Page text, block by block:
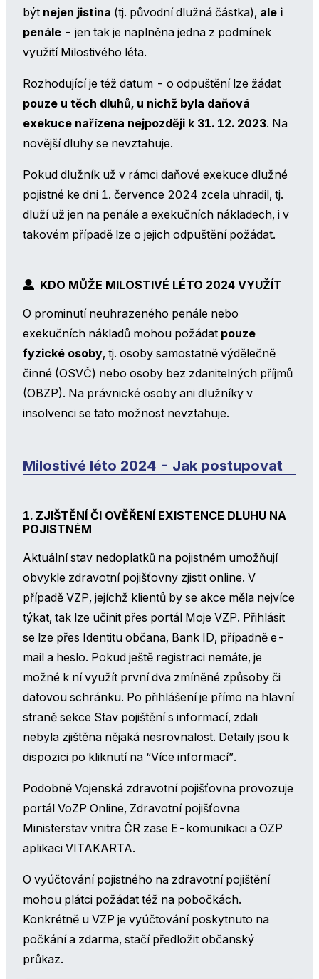
být nejen jistina (tj. původní dlužná částka), ale i
penále - jen tak je naplněna jedna z podmínek
využití Milostivého léta.
Rozhodující je též datum - o odpuštění lze žádat
pouze u těch dluhů, u nichž byla daňová
exekuce nařízena nejpozději k 31. 12. 2023. Na
novější dluhy se nevztahuje.
Pokud dlužník už v rámci daňové exekuce dlužné
pojistné ke dni 1. července 2024 zcela uhradil, tj.
dluží už jen na penále a exekučních nákladech, i v
takovém případě lze o jejich odpuštění požádat.
KDO MŮŽE MILOSTIVÉ LÉTO 2024 VYUŽÍT
O prominutí neuhrazeného penále nebo
exekučních nákladů mohou požádat pouze
fyzické osoby, tj. osoby samostatně výdělečně
činné (OSVČ) nebo osoby bez zdanitelných příjmů
(OBZP). Na právnické osoby ani dlužníky v
insolvenci se tato možnost nevztahuje.
Milostivé léto 2024 - Jak postupovat
1. ZJIŠTĚNÍ ČI OVĚŘENÍ EXISTENCE DLUHU NA
POJISTNÉM
Aktuální stav nedoplatků na pojistném umožňují
obvykle zdravotní pojišťovny zjistit online. V
případě VZP, jejíchž klientů by se akce měla nejvíce
týkat, tak lze učinit přes portál Moje VZP. Přihlásit
se lze přes Identitu občana, Bank ID, případně e-
mail a heslo. Pokud ještě registraci nemáte, je
možné k ní využít první dva zmíněné způsoby či
datovou schránku. Po přihlášení je přímo na hlavní
straně sekce Stav pojištění s informací, zdali
nebyla zjištěna nějaká nesrovnalost. Detaily jsou k
dispozici po kliknutí na “Více informací”.
Podobně Vojenská zdravotní pojišťovna provozuje
portál VoZP Online, Zdravotní pojišťovna
Ministerstav vnitra ČR zase E-komunikaci a OZP
aplikaci VITAKARTA.
O vyúčtování pojistného na zdravotní pojištění
mohou plátci požádat též na pobočkách.
Konkrétně u VZP je vyúčtování poskytnuto na
počkání a zdarma, stačí předložit občanský
průkaz.